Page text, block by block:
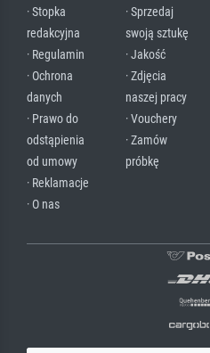
· Stopka
redakcyjna
· Regulamin
· Ochrona
danych
· Prawo do
odstąpienia
od umowy
· Reklamacje
· O nas
· Sprzedaj
swoją sztukę
· Jakość
· Zdjęcia
naszej pracy
· Vouchery
· Zamów
próbkę